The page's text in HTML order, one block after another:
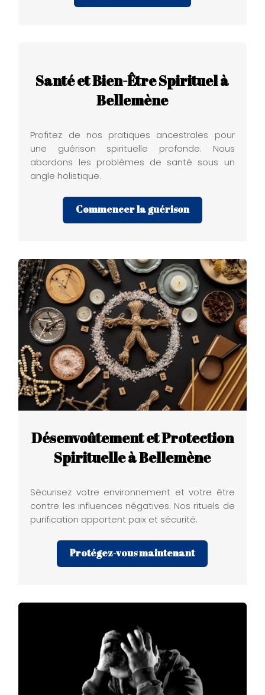
Santé et Bien-Être Spirituel à
Bellemène
Profitez de nos pratiques ancestrales pour
une guérison spirituelle profonde. Nous
abordons les problèmes de santé sous un
angle holistique.
Commencer la guérison
Désenvoûtement et Protection
Spirituelle à Bellemène
Sécurisez votre environnement et votre être
contre les influences négatives. Nos rituels de
purification apportent paix et sécurité.
Protégez-vous maintenant